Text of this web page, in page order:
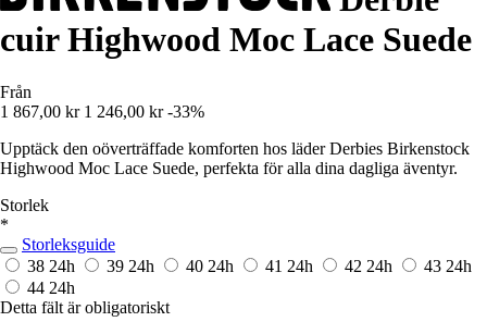
cuir Highwood Moc Lace Suede
Från
1 867,00 kr 1 246,00 kr -33%
Upptäck den oöverträffade komforten hos läder Derbies Birkenstock
Highwood Moc Lace Suede, perfekta för alla dina dagliga äventyr.
Storlek
*
Storleksguide
38 24h 39 24h 40 24h 41 24h 42 24h 43 24h
44 24h
Detta fält är obligatoriskt